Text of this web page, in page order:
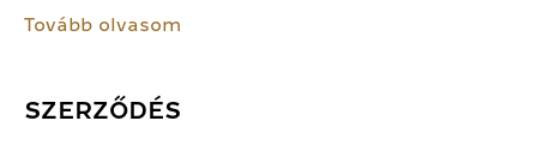
Tovább olvasom
SZERZŐDÉS